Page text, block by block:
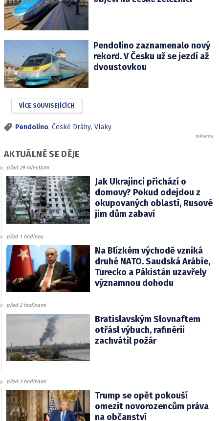
Pendolino zaznamenalo nový
rekord. V Česku už se jezdí až
dvoustovkou
VÍCE SOUVISEJÍCÍCH
Pendolino, České Dráhy, Vlaky
AKTUÁLNĚ SE DĚJE
před 29 minutami
Jak Ukrajinci přichází o
domovy? Pokud odejdou z
okupovaných oblastí, Rusové
jim dům zabaví
před 1 hodinou
Na Blízkém východě vzniká
druhé NATO. Saudská Arábie,
Turecko a Pákistán uzavřely
významnou dohodu
před 2 hodinami
Bratislavským Slovnaftem
otřásl výbuch, rafinérii
zachvátil požár
před 3 hodinami
Trump se opět pokouší
omezit novorozencům práva
na občanství